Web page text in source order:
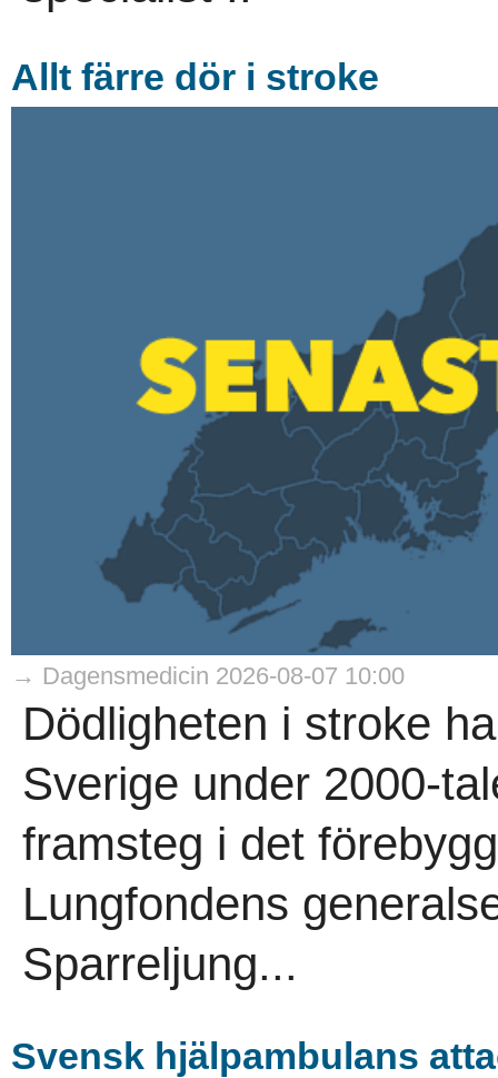
Allt färre dör i stroke
→ Dagensmedicin 2026-08-07 10:00
Dödligheten i stroke
Sverige under 2000-
framsteg i det
Lungfondens
Sparreljung...
Svensk hjälpambulans